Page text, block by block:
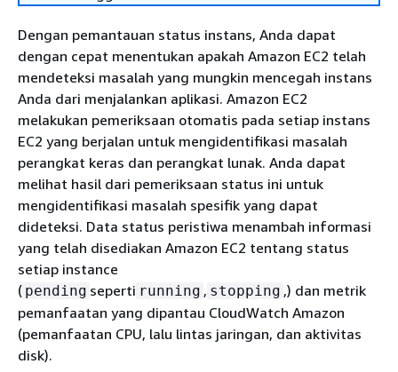
Dengan pemantauan status instans, Anda dapat
dengan cepat menentukan apakah Amazon EC2 telah
mendeteksi masalah yang mungkin mencegah instans
Anda dari menjalankan aplikasi. Amazon EC2
melakukan pemeriksaan otomatis pada setiap instans
EC2 yang berjalan untuk mengidentifikasi masalah
perangkat keras dan perangkat lunak. Anda dapat
melihat hasil dari pemeriksaan status ini untuk
mengidentifikasi masalah spesifik yang dapat
dideteksi. Data status peristiwa menambah informasi
yang telah disediakan Amazon EC2 tentang status
setiap instance
( pending seperti running , stopping ,) dan metrik
pemanfaatan yang dipantau CloudWatch Amazon
(pemanfaatan CPU, lalu lintas jaringan, dan aktivitas
disk).